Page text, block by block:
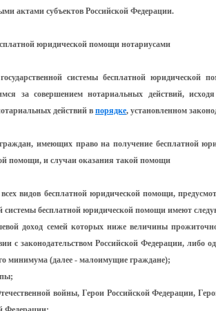
актами субъектов Российской Федерации.
юридической помощи нотариусами
системы бесплатной юридической
за совершением нотариальных действий,
действий в порядке, установленном
имеющих право на получение бесплатной
помощи, и случаи оказания такой помощи
видов бесплатной юридической помощи,
системы бесплатной юридической помощи имеют
доход семей которых ниже величины
с законодательством Российской Федерации,
минимума (далее - малоимущие граждане);
войны, Герои Российской Федерации,